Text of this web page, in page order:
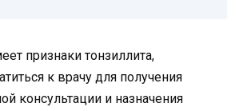
признаки тонзиллита,
к врачу для получения
консультации и назначения